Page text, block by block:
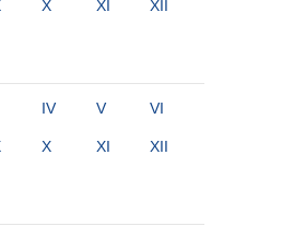
X XI XII
IV V VI
X XI XII